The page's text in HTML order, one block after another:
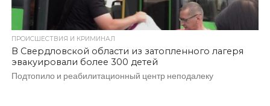
ПРОИСШЕСТВИЯ И КРИМИНАЛ
В Свердловской области из затопленного лагеря
эвакуировали более 300 детей
Подтопило и реабилитационный центр неподалеку